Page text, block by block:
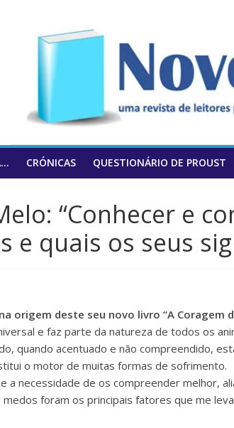
CRÓNICAS QUESTIONÁRIO DE PROUST
“Conhecer e
e quais os seus
origem deste seu novo livro “A Coragem
e faz parte da natureza de todos os
quando acentuado e não compreendido,
o motor de muitas formas de sofrimento.
a necessidade de os compreender melhor,
foram os principais fatores que me